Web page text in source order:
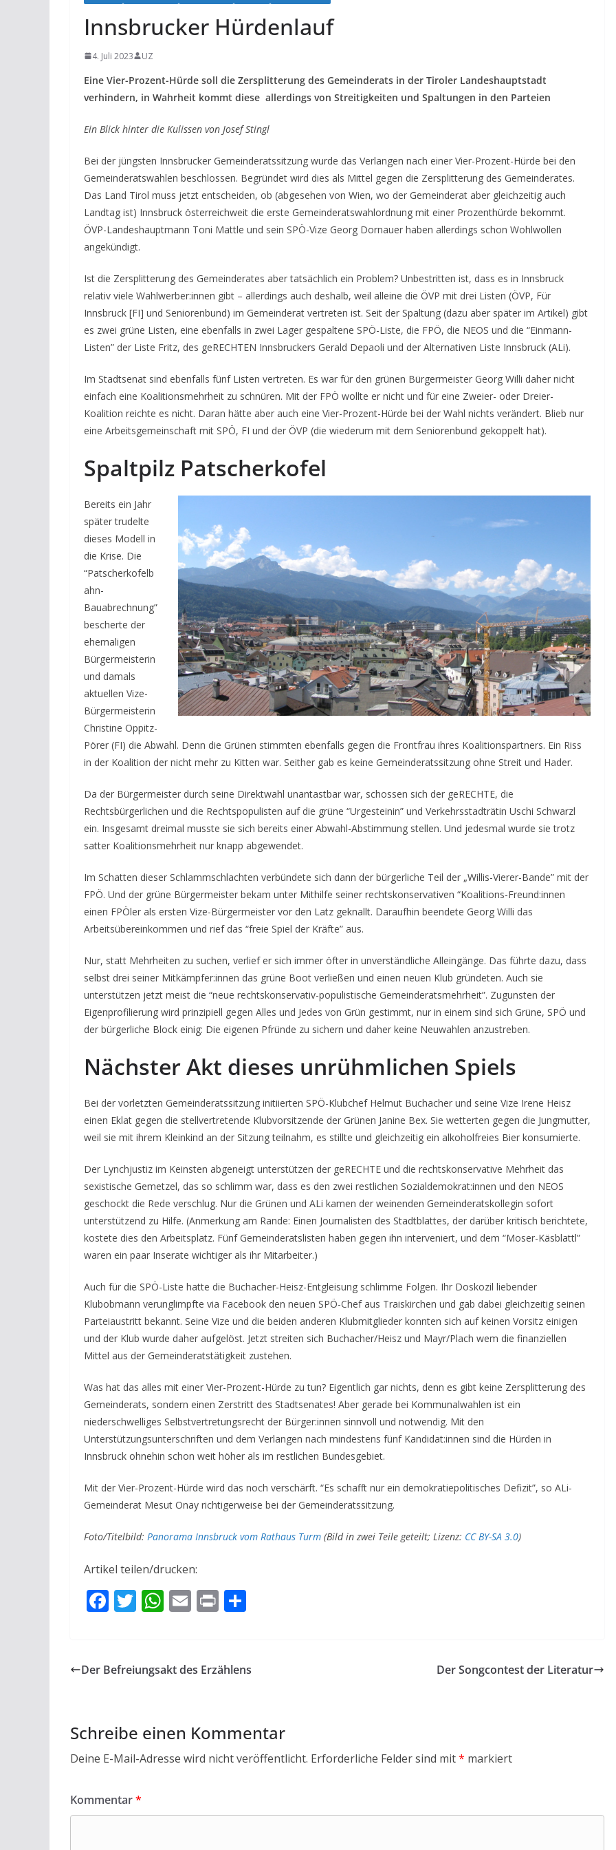
Innsbrucker Hürdenlauf
4. Juli 2023 UZ
Eine Vier-Prozent-Hürde soll die Zersplitterung des Gemeinderats in der Tiroler Landeshauptstadt
verhindern, in Wahrheit kommt diese allerdings von Streitigkeiten und Spaltungen in den Parteien
Ein Blick hinter die Kulissen von Josef Stingl
Bei der jüngsten Innsbrucker Gemeinderatssitzung wurde das Verlangen nach einer Vier-Prozent-Hürde bei den
Gemeinderatswahlen beschlossen. Begründet wird dies als Mittel gegen die Zersplitterung des Gemeinderates.
Das Land Tirol muss jetzt entscheiden, ob (abgesehen von Wien, wo der Gemeinderat aber gleichzeitig auch
Landtag ist) Innsbruck österreichweit die erste Gemeinderatswahlordnung mit einer Prozenthürde bekommt.
ÖVP-Landeshauptmann Toni Mattle und sein SPÖ-Vize Georg Dornauer haben allerdings schon Wohlwollen
angekündigt.
Ist die Zersplitterung des Gemeinderates aber tatsächlich ein Problem? Unbestritten ist, dass es in Innsbruck
relativ viele Wahlwerber:innen gibt – allerdings auch deshalb, weil alleine die ÖVP mit drei Listen (ÖVP, Für
Innsbruck [FI] und Seniorenbund) im Gemeinderat vertreten ist. Seit der Spaltung (dazu aber später im Artikel) gibt
es zwei grüne Listen, eine ebenfalls in zwei Lager gespaltene SPÖ-Liste, die FPÖ, die NEOS und die “Einmann-
Listen” der Liste Fritz, des geRECHTEN Innsbruckers Gerald Depaoli und der Alternativen Liste Innsbruck (ALi).
Im Stadtsenat sind ebenfalls fünf Listen vertreten. Es war für den grünen Bürgermeister Georg Willi daher nicht
einfach eine Koalitionsmehrheit zu schnüren. Mit der FPÖ wollte er nicht und für eine Zweier- oder Dreier-
Koalition reichte es nicht. Daran hätte aber auch eine Vier-Prozent-Hürde bei der Wahl nichts verändert. Blieb nur
eine Arbeitsgemeinschaft mit SPÖ, FI und der ÖVP (die wiederum mit dem Seniorenbund gekoppelt hat).
Spaltpilz Patscherkofel
Bereits ein Jahr
später trudelte
dieses Modell in
die Krise. Die
“Patscherkofelb
ahn-
Bauabrechnung”
bescherte der
ehemaligen
Bürgermeisterin
und damals
aktuellen Vize-
Bürgermeisterin
Christine Oppitz-
Pörer (FI) die Abwahl. Denn die Grünen stimmten ebenfalls gegen die Frontfrau ihres Koalitionspartners. Ein Riss
in der Koalition der nicht mehr zu Kitten war. Seither gab es keine Gemeinderatssitzung ohne Streit und Hader.
Da der Bürgermeister durch seine Direktwahl unantastbar war, schossen sich der geRECHTE, die
Rechtsbürgerlichen und die Rechtspopulisten auf die grüne “Urgesteinin” und Verkehrsstadträtin Uschi Schwarzl
ein. Insgesamt dreimal musste sie sich bereits einer Abwahl-Abstimmung stellen. Und jedesmal wurde sie trotz
satter Koalitionsmehrheit nur knapp abgewendet.
Im Schatten dieser Schlammschlachten verbündete sich dann der bürgerliche Teil der „Willis-Vierer-Bande” mit der
FPÖ. Und der grüne Bürgermeister bekam unter Mithilfe seiner rechtskonservativen “Koalitions-Freund:innen
einen FPÖler als ersten Vize-Bürgermeister vor den Latz geknallt. Daraufhin beendete Georg Willi das
Arbeitsübereinkommen und rief das “freie Spiel der Kräfte” aus.
Nur, statt Mehrheiten zu suchen, verlief er sich immer öfter in unverständliche Alleingänge. Das führte dazu, dass
selbst drei seiner Mitkämpfer:innen das grüne Boot verließen und einen neuen Klub gründeten. Auch sie
unterstützen jetzt meist die “neue rechtskonservativ-populistische Gemeinderatsmehrheit”. Zugunsten der
Eigenprofilierung wird prinzipiell gegen Alles und Jedes von Grün gestimmt, nur in einem sind sich Grüne, SPÖ und
der bürgerliche Block einig: Die eigenen Pfründe zu sichern und daher keine Neuwahlen anzustreben.
Nächster Akt dieses unrühmlichen Spiels
Bei der vorletzten Gemeinderatssitzung initiierten SPÖ-Klubchef Helmut Buchacher und seine Vize Irene Heisz
einen Eklat gegen die stellvertretende Klubvorsitzende der Grünen Janine Bex. Sie wetterten gegen die Jungmutter,
weil sie mit ihrem Kleinkind an der Sitzung teilnahm, es stillte und gleichzeitig ein alkoholfreies Bier konsumierte.
Der Lynchjustiz im Keinsten abgeneigt unterstützen der geRECHTE und die rechtskonservative Mehrheit das
sexistische Gemetzel, das so schlimm war, dass es den zwei restlichen Sozialdemokrat:innen und den NEOS
geschockt die Rede verschlug. Nur die Grünen und ALi kamen der weinenden Gemeinderatskollegin sofort
unterstützend zu Hilfe. (Anmerkung am Rande: Einen Journalisten des Stadtblattes, der darüber kritisch berichtete,
kostete dies den Arbeitsplatz. Fünf Gemeinderatslisten haben gegen ihn interveniert, und dem “Moser-Käsblattl”
waren ein paar Inserate wichtiger als ihr Mitarbeiter.)
Auch für die SPÖ-Liste hatte die Buchacher-Heisz-Entgleisung schlimme Folgen. Ihr Doskozil liebender
Klubobmann verunglimpfte via Facebook den neuen SPÖ-Chef aus Traiskirchen und gab dabei gleichzeitig seinen
Parteiaustritt bekannt. Seine Vize und die beiden anderen Klubmitglieder konnten sich auf keinen Vorsitz einigen
und der Klub wurde daher aufgelöst. Jetzt streiten sich Buchacher/Heisz und Mayr/Plach wem die finanziellen
Mittel aus der Gemeinderatstätigkeit zustehen.
Was hat das alles mit einer Vier-Prozent-Hürde zu tun? Eigentlich gar nichts, denn es gibt keine Zersplitterung des
Gemeinderats, sondern einen Zerstritt des Stadtsenates! Aber gerade bei Kommunalwahlen ist ein
niederschwelliges Selbstvertretungsrecht der Bürger:innen sinnvoll und notwendig. Mit den
Unterstützungsunterschriften und dem Verlangen nach mindestens fünf Kandidat:innen sind die Hürden in
Innsbruck ohnehin schon weit höher als im restlichen Bundesgebiet.
Mit der Vier-Prozent-Hürde wird das noch verschärft. “Es schafft nur ein demokratiepolitisches Defizit”, so ALi-
Gemeinderat Mesut Onay richtigerweise bei der Gemeinderatssitzung.
Foto/Titelbild: Panorama Innsbruck vom Rathaus Turm (Bild in zwei Teile geteilt; Lizenz: CC BY-SA 3.0)
Artikel teilen/drucken:
F
b
k
T
er
W
s
p
E
l
Pr
n
Der Befreiungsakt des Erzählens Der Songcontest der Literatur
Schreibe einen Kommentar
Deine E-Mail-Adresse wird nicht veröffentlicht. Erforderliche Felder sind mit* markiert
Kommentar*